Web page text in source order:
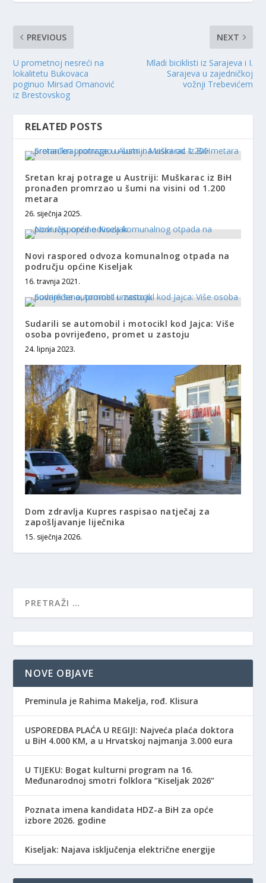
PREVIOUS
U prometnoj nesreći na
lokalitetu Bukovaca
poginuo Mirsad Omanović
iz Brestovskog
NEXT
Mladi biciklisti iz Sarajeva i I.
Sarajeva u zajedničkoj
vožnji Trebevićem
RELATED POSTS
Sretan kraj potrage u Austriji: Muškarac iz BiH
pronađen promrzao u šumi na visini od 1.200
metara
26. siječnja 2025.
Novi raspored odvoza komunalnog otpada na
području općine Kiseljak
16. travnja 2021.
Sudarili se automobil i motocikl kod Jajca: Više
osoba povrijeđeno, promet u zastoju
24. lipnja 2023.
Dom zdravlja Kupres raspisao natječaj za
zapošljavanje liječnika
15. siječnja 2026.
NOVE OBJAVE
Preminula je Rahima Makelja, rođ. Klisura
USPOREDBA PLAĆA U REGIJI: Najveća plaća doktora
u BiH 4.000 KM, a u Hrvatskoj najmanja 3.000 eura
​U TIJEKU: Bogat kulturni program na 16.
Međunarodnoj smotri folklora “Kiseljak 2026”
Poznata imena kandidata HDZ-a BiH za opće
izbore 2026. godine
Kiseljak: Najava isključenja električne energije